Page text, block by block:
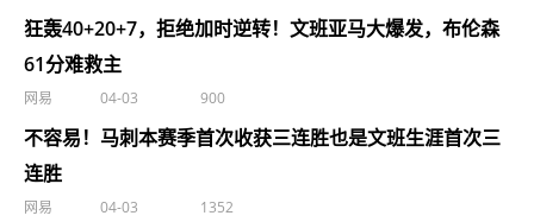
狂轰40+20+7，拒绝加时逆转！文班亚马大爆发，布伦森
61分难救主
网易 04-03 900
不容易！马刺本赛季首次收获三连胜也是文班生涯首次三
连胜
网易 04-03 1352